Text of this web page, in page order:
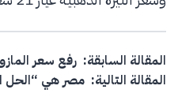
Post navigation
المقالة السابقة: رفع سعر
المقالة التالية: مصر هي “الحل